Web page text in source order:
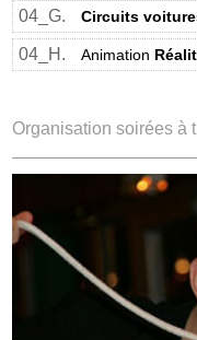
04_G. Circuits
04_H. Animation
Organisation soirées à